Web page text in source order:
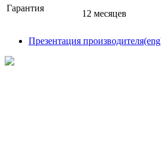
Гарантия
12 месяцев
Презентация